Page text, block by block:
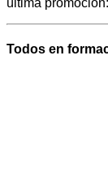
última
Todos en